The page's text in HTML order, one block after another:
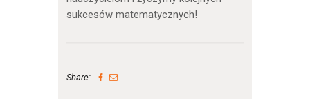
sukcesów matematycznych!
Share: